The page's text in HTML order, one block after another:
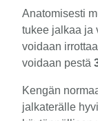
Anatomisesti
tukee jalkaa ja
voidaan
voidaan pestä
Kengän
jalkaterälle